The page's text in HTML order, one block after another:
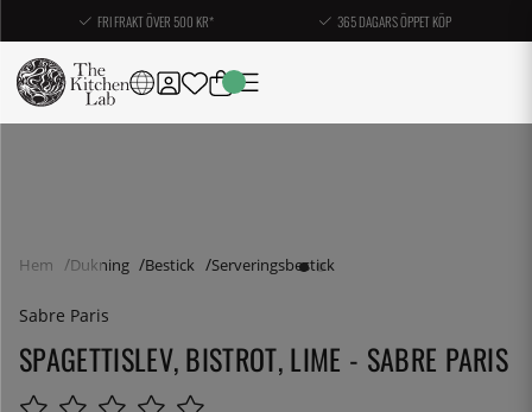
FRI FRAKT ÖVER 500 KR* 365 DAGARS ÖPPET KÖP
Hem Dukning Bestick Serveringsbestick
Sabre Paris
SPAGETTISLEV, BISTROT, LIME - SABRE PARIS